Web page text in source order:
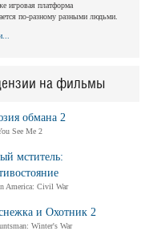
игровая платформа
по-разному разными людьми.
на фильмы
обмана 2
See Me 2
мститель:
America: Civil War
и Охотник 2
Winter's War